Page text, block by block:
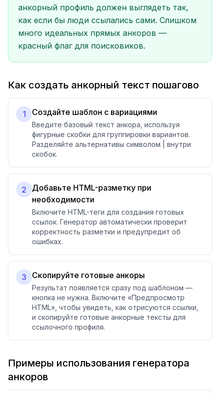
анкорный профиль должен выглядеть так,
как если бы люди ссылались сами. Слишком
много идеальных прямых анкоров —
красный флаг для поисковиков.
Как создать анкорный текст пошагово
1 Создайте шаблон с вариациями
Введите базовый текст анкора, используя
фигурные скобки для группировки вариантов.
Разделяйте альтернативы символом | внутри
скобок.
2
Добавьте HTML-разметку при
необходимости
Включите HTML-теги для создания готовых
ссылок. Генератор автоматически проверит
корректность разметки и предупредит об
ошибках.
3 Скопируйте готовые анкоры
Результат появляется сразу под шаблоном —
кнопка не нужна. Включите «Предпросмотр
HTML», чтобы увидеть, как отрисуются ссылки,
и скопируйте готовые анкорные тексты для
ссылочного профиля.
Примеры использования генератора
анкоров